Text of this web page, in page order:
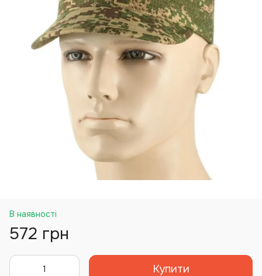
В наявності
572 грн
Купити